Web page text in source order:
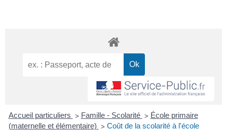
Accueil particuliers > Famille - Scolarité > École primaire
(maternelle et élémentaire) > Coût de la scolarité à l'école